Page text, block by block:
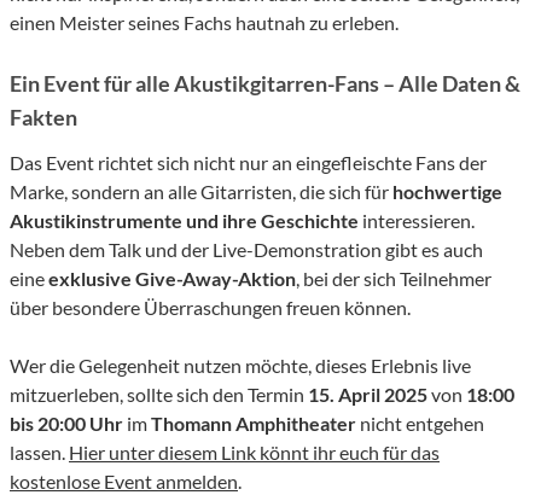
einen Meister seines Fachs hautnah zu erleben.
Ein Event für alle Akustikgitarren-Fans – Alle Daten &
Fakten
Das Event richtet sich nicht nur an eingefleischte Fans der
Marke, sondern an alle Gitarristen, die sich für hochwertige
Akustikinstrumente und ihre Geschichte interessieren.
Neben dem Talk und der Live-Demonstration gibt es auch
eineexklusive Give-Away-Aktion, bei der sich Teilnehmer
über besondere Überraschungen freuen können.
Wer die Gelegenheit nutzen möchte, dieses Erlebnis live
mitzuerleben, sollte sich den Termin 15. April 2025von 18:00
bis 20:00 Uhr imThomann Amphitheater nicht entgehen
lassen. Hier unter diesem Link könnt ihr euch für das
kostenlose Event anmelden.